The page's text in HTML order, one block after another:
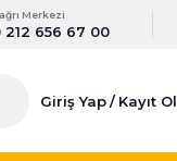
Merkezi
212 656 67 00
Giriş Yap/ Kayıt Ol